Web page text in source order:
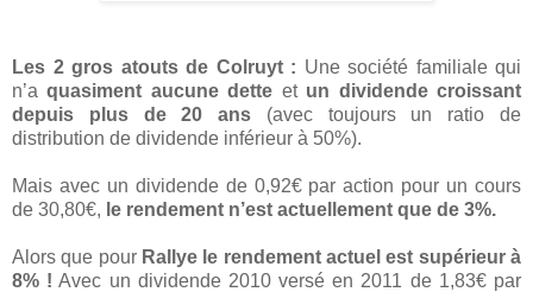
Les 2 gros atouts de Colruyt : Une société familiale qui
n’aquasiment aucune dette et un dividende croissant
depuis plus de 20 ans (avec toujours un ratio de
distribution de dividende inférieur à 50%).
Mais avec un dividende de 0,92€ par action pour un cours
de 30,80€, le rendement n’est actuellement que de 3%.
Alors que pour Rallye le rendement actuel est supérieur à
8% ! Avec un dividende 2010 versé en 2011 de 1,83€ par